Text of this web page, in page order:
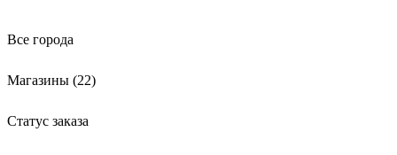
Все города
Магазины (22)
Статус заказа